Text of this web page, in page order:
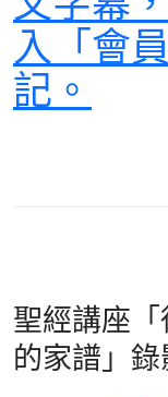
入「會
記。
聖經講座
的家譜」